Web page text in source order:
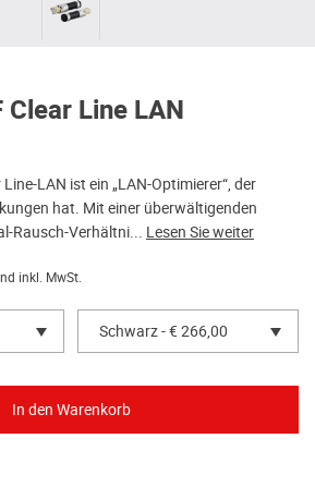
Clear Line LAN
LAN ist ein „LAN-Optimierer“, der
hat. Mit einer überwältigenden
Rausch-Verhältni... Lesen Sie weiter
inkl. MwSt.
Schwarz - € 266,00